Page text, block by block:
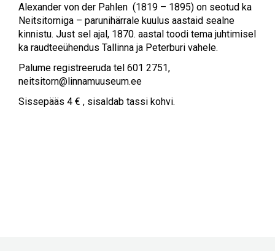
Alexander von der Pahlen (1819 – 1895) on seotud ka
Neitsitorniga – parunihärrale kuulus aastaid sealne
kinnistu. Just sel ajal, 1870. aastal toodi tema juhtimisel
ka raudteeühendus Tallinna ja Peterburi vahele.
Palume registreeruda tel 601 2751,
neitsitorn@linnamuuseum.ee
Sissepääs 4 € , sisaldab tassi kohvi.